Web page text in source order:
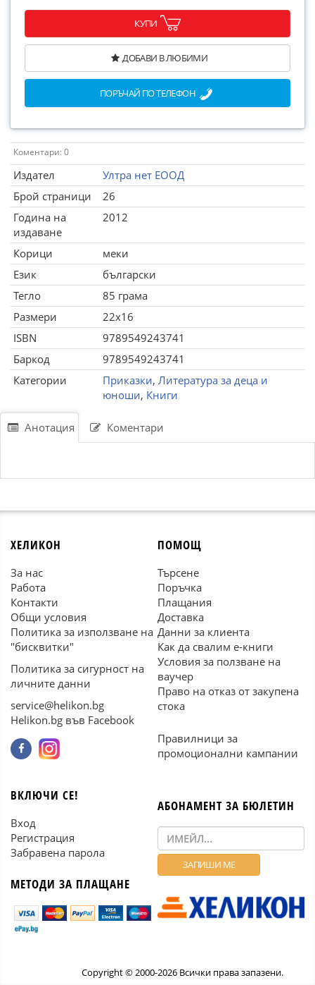
КУПИ
ДОБАВИ В ЛЮБИМИ
ПОРЪЧАЙ ПО ТЕЛЕФОН
Коментари: 0
Издател
Ултра нет ЕООД
Брой страници
26
Година на
издаване
2012
Корици
меки
Език
български
Тегло
85 грама
Размери
22x16
ISBN
9789549243741
Баркод
9789549243741
Категории
Приказки, Литература за деца и
юноши, Книги
Анотация Коментари
ХЕЛИКОН
За нас
Работа
Контакти
Общи условия
Политика за използване на
"бисквитки"
Политика за сигурност на
личните данни
service@helikon.bg
Helikon.bg във Facebook
ПОМОЩ
Търсене
Поръчка
Плащания
Доставка
Данни за клиента
Как да свалим е-книги
Условия за ползване на
ваучер
Право на отказ от закупена
стока
Правилници за
промоционални кампании
ВКЛЮЧИ СЕ!
Вход
Регистрация
Забравена парола
МЕТОДИ ЗА ПЛАЩАНЕ
АБОНАМЕНТ ЗА БЮЛЕТИН
Copyright © 2000-2026 Всички права запазени.